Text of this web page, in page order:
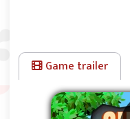
Game trailer